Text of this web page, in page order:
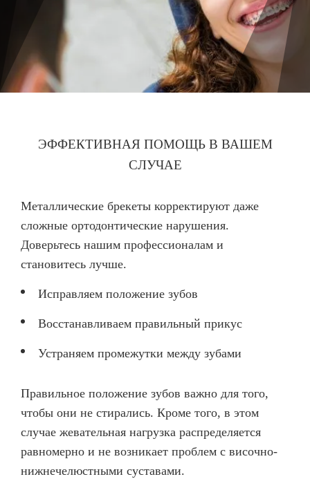
ЭФФЕКТИВНАЯ ПОМОЩЬ В ВАШЕМ
СЛУЧАЕ
Металлические брекеты корректируют даже
сложные ортодонтические нарушения.
Доверьтесь нашим профессионалам и
становитесь лучше.
Исправляем положение зубов
Восстанавливаем правильный прикус
Устраняем промежутки между зубами
Правильное положение зубов важно для того,
чтобы они не стирались. Кроме того, в этом
случае жевательная нагрузка распределяется
равномерно и не возникает проблем с височно-
нижнечелюстными суставами.